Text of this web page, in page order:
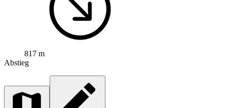
817 m
Abstieg